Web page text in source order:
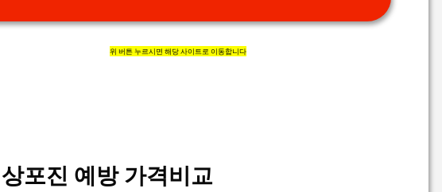
위 버튼 누르시면 해당 사이트로 이동합니다
포진 예방 가격비교